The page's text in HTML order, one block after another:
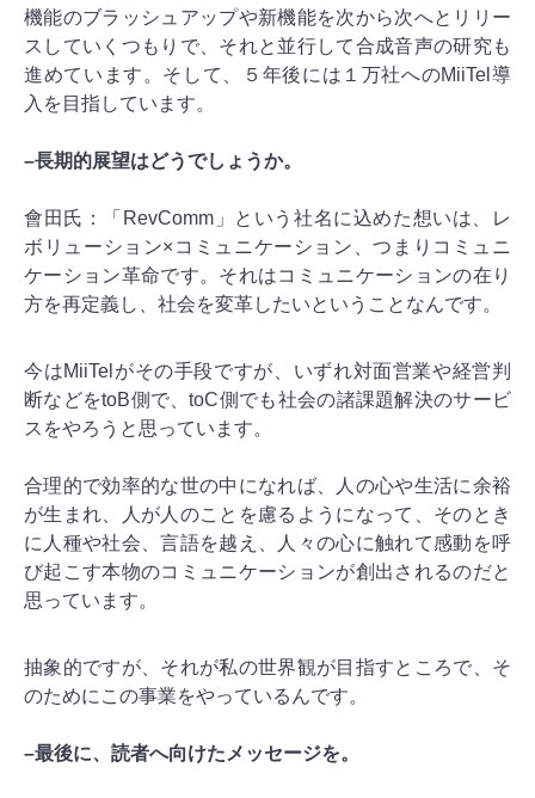
機能のブラッシュアップや新機能を次から次へとリリー
スしていくつもりで、それと並行して合成音声の研究も
進めています。そして、５年後には１万社へのMiiTel導
入を目指しています。
–長期的展望はどうでしょうか。
會田氏：「RevComm」という社名に込めた想いは、レ
ボリューション×コミュニケーション、つまりコミュニ
ケーション革命です。それはコミュニケーションの在り
方を再定義し、社会を変革したいということなんです。
今はMiiTelがその手段ですが、いずれ対面営業や経営判
断などをtoB側で、toC側でも社会の諸課題解決のサービ
スをやろうと思っています。
合理的で効率的な世の中になれば、人の心や生活に余裕
が生まれ、人が人のことを慮るようになって、そのとき
に人種や社会、言語を越え、人々の心に触れて感動を呼
び起こす本物のコミュニケーションが創出されるのだと
思っています。
抽象的ですが、それが私の世界観が目指すところで、そ
のためにこの事業をやっているんです。
–最後に、読者へ向けたメッセージを。